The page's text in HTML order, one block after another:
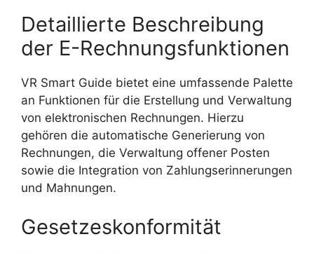
Detaillierte Beschreibung
der E-Rechnungsfunktionen
VR Smart Guide bietet eine umfassende Palette
an Funktionen für die Erstellung und Verwaltung
von elektronischen Rechnungen. Hierzu
gehören die automatische Generierung von
Rechnungen, die Verwaltung offener Posten
sowie die Integration von Zahlungserinnerungen
und Mahnungen.
Gesetzeskonformität